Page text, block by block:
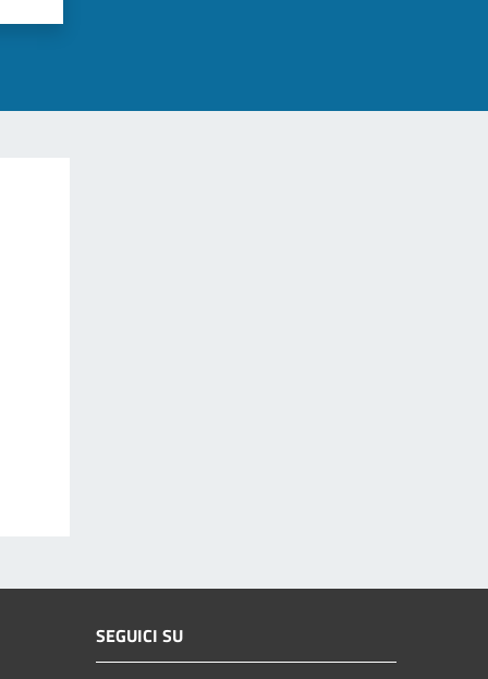
SEGUICI SU